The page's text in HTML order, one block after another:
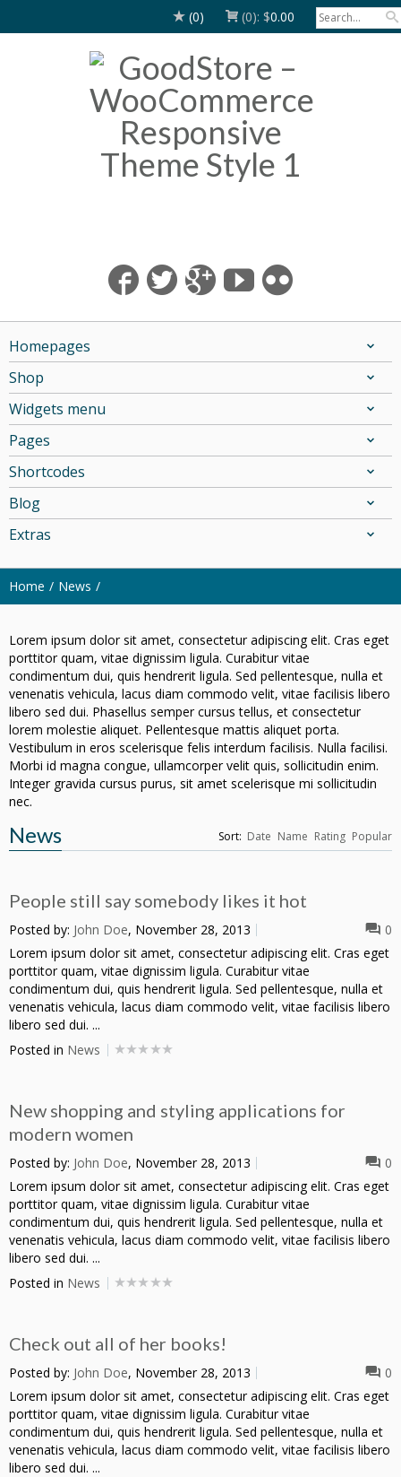
(0) (0): $0.00
Homepages
Shop
Widgets menu
Pages
Shortcodes
Blog
Extras
Home News
Lorem ipsum dolor sit amet, consectetur adipiscing elit. Cras eget
porttitor quam, vitae dignissim ligula. Curabitur vitae
condimentum dui, quis hendrerit ligula. Sed pellentesque, nulla et
venenatis vehicula, lacus diam commodo velit, vitae facilisis libero
libero sed dui. Phasellus semper cursus tellus, et consectetur
lorem molestie aliquet. Pellentesque mattis aliquet porta.
Vestibulum in eros scelerisque felis interdum facilisis. Nulla facilisi.
Morbi id magna congue, ullamcorper velit quis, sollicitudin enim.
Integer gravida cursus purus, sit amet scelerisque mi sollicitudin
nec.
News Sort: Date Name Rating Popular
People still say somebody likes it hot
Posted by: John Doe, November 28, 2013
0
Lorem ipsum dolor sit amet, consectetur adipiscing elit. Cras eget
porttitor quam, vitae dignissim ligula. Curabitur vitae
condimentum dui, quis hendrerit ligula. Sed pellentesque, nulla et
venenatis vehicula, lacus diam commodo velit, vitae facilisis libero
libero sed dui. ...
Posted in News
New shopping and styling applications for
modern women
Posted by: John Doe, November 28, 2013
0
Lorem ipsum dolor sit amet, consectetur adipiscing elit. Cras eget
porttitor quam, vitae dignissim ligula. Curabitur vitae
condimentum dui, quis hendrerit ligula. Sed pellentesque, nulla et
venenatis vehicula, lacus diam commodo velit, vitae facilisis libero
libero sed dui. ...
Posted in News
Check out all of her books!
Posted by: John Doe, November 28, 2013
0
Lorem ipsum dolor sit amet, consectetur adipiscing elit. Cras eget
porttitor quam, vitae dignissim ligula. Curabitur vitae
condimentum dui, quis hendrerit ligula. Sed pellentesque, nulla et
venenatis vehicula, lacus diam commodo velit, vitae facilisis libero
libero sed dui. ...